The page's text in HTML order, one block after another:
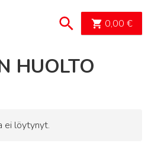
0,00 €
HUOLTO
ei löytynyt.